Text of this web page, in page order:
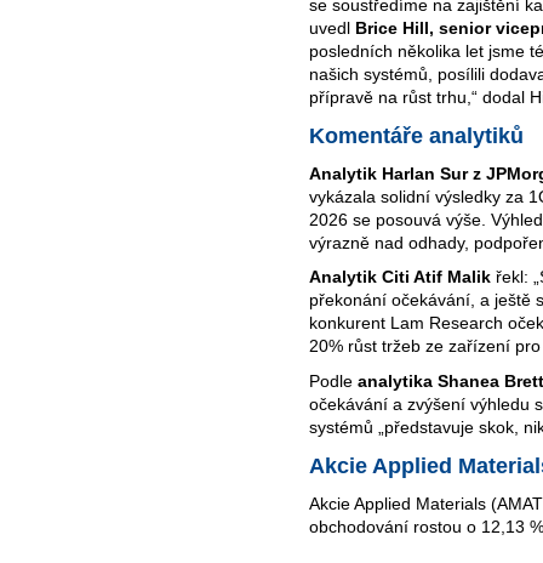
se soustředíme na zajištění
uvedl Brice Hill, senior
posledních několika let jsme
našich systémů, posílili
přípravě na růst trhu,“ dodal
Komentáře analytiků
Analytik Harlan Sur z
vykázala solidní výsledky za
2026 se posouvá výše.
výrazně nad odhady,
Analytik Citi Atif Malik řekl:
překonání očekávání, a ještě
konkurent Lam Research
20% růst tržeb ze zařízení
Podle analytika Shanea
očekávání a zvýšení výhledu
systémů „představuje skok,
Akcie Applied
Akcie Applied Materials
obchodování rostou o 12,13